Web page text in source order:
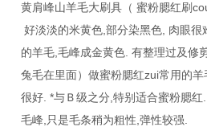
黄肩峰山羊毛大刷具（ 蜜粉腮红刷
好淡淡的米黄色,部分染黑色, 肉眼
的羊毛,毛峰成金黄色. 有整理过及修
兔毛在里面）做蜜粉腮红zui常用的
很好. *与Ｂ级之分,特别适合蜜粉腮
毛峰,只是毛条稍为粗性,弹性较强.